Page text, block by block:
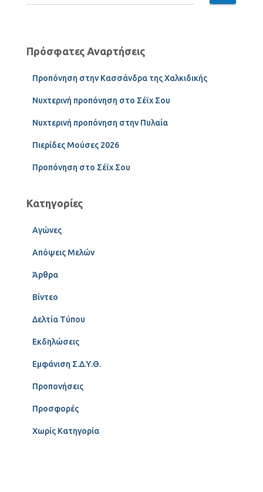
Πρόσφατες Αναρτήσεις
Προπόνηση στην Κασσάνδρα της Χαλκιδικής
Νυχτερινή προπόνηση στο Σέϊχ Σου
Νυχτερινή προπόνηση στην Πυλαία
Πιερίδες Μούσες 2026
Προπόνηση στο Σέϊχ Σου
Κατηγορίες
Αγώνες
Απόψεις Μελών
Άρθρα
Βίντεο
Δελτία Τύπου
Εκδηλώσεις
Εμφάνιση Σ.Δ.Υ.Θ.
Προπονήσεις
Προσφορές
Χωρίς Κατηγορία